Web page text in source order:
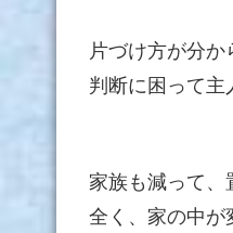
片づけ方が分
判断に困って主
家族も減って、
全く、家の中が